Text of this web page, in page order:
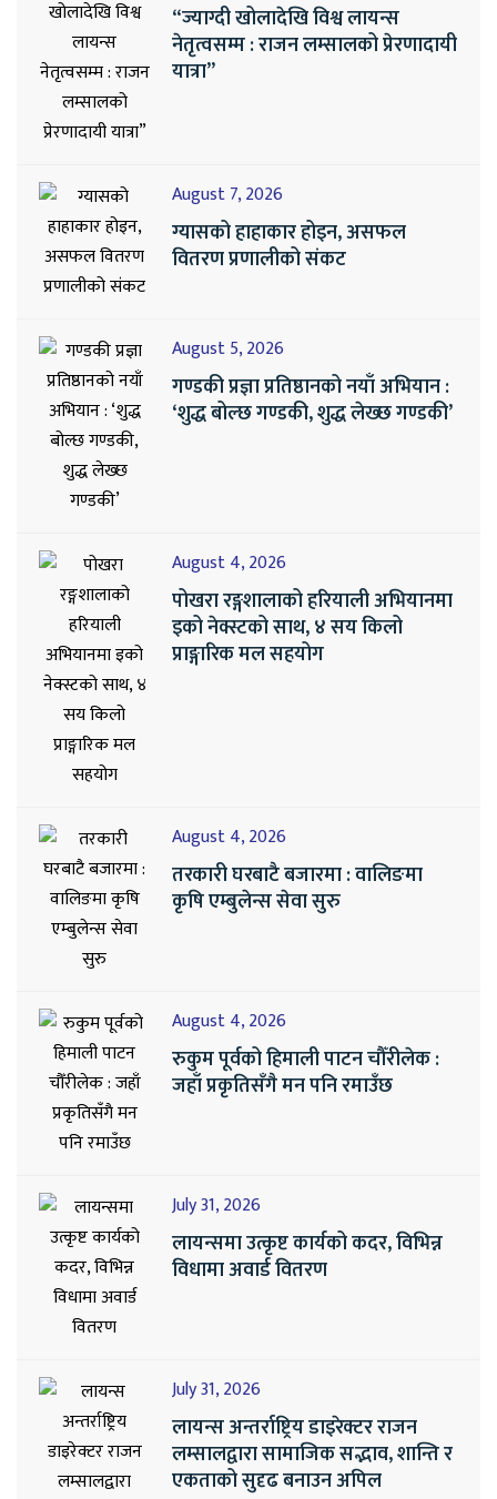
“ज्याग्दी खोलादेखि विश्व लायन्स
नेतृत्वसम्म : राजन लम्सालको प्रेरणादायी
यात्रा”
August 7, 2026
ग्यासको हाहाकार होइन, असफल
वितरण प्रणालीको संकट
August 5, 2026
गण्डकी प्रज्ञा प्रतिष्ठानको नयाँ अभियान :
‘शुद्ध बोल्छ गण्डकी, शुद्ध लेख्छ गण्डकी’
August 4, 2026
पोखरा रङ्गशालाको हरियाली अभियानमा
इको नेक्स्टको साथ, ४ सय किलो
प्राङ्गारिक मल सहयोग
August 4, 2026
तरकारी घरबाटै बजारमा : वालिङमा
कृषि एम्बुलेन्स सेवा सुरु
August 4, 2026
रुकुम पूर्वको हिमाली पाटन चौँरीलेक :
जहाँ प्रकृतिसँगै मन पनि रमाउँछ
July 31, 2026
लायन्समा उत्कृष्ट कार्यको कदर, विभिन्न
विधामा अवार्ड वितरण
July 31, 2026
लायन्स अन्तर्राष्ट्रिय डाइरेक्टर राजन
लम्सालद्वारा सामाजिक सद्भाव, शान्ति र
एकताको सुदृढ बनाउन अपिल